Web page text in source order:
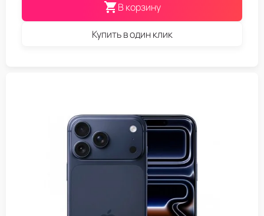
В корзину
Купить в один клик